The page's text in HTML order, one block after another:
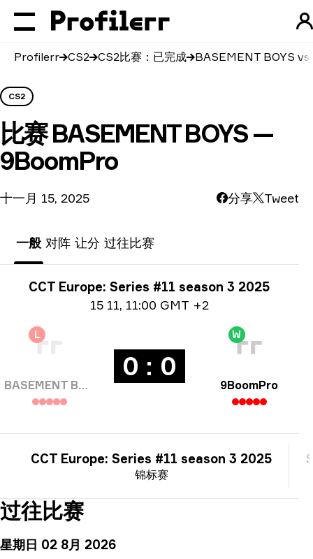
Profilerr CS2 CS2比赛：已完成 BASEMENT BOYS
CS2
比赛 BASEMENT BOYS —
9BoomPro
十一月 15, 2025 分享 Tweet
一般 对阵 让分 过往比赛
锦标赛信息CCT Europe: Series #11 season 3 2025
15 11, 11:00 GMT +2
L
BASEMENT BOYS
0 : 0
W
9BoomPro
锦标赛
CCT Europe: Series #11 season 3 2025
过往比赛
星期日 02 8月 2026